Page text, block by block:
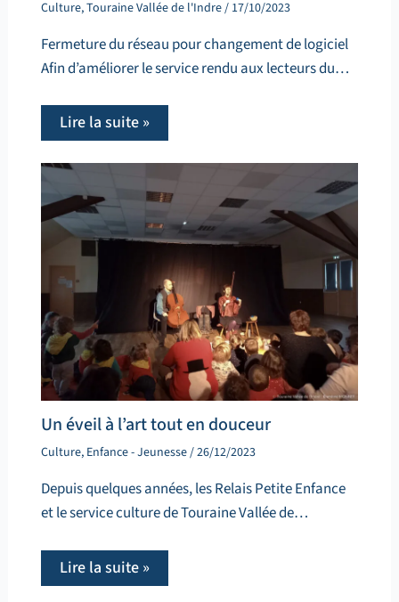
Culture,Touraine Vallée de l'Indre/ 17/10/2023
Fermeture du réseau pour changement de logiciel
Afin d’améliorer le service rendu aux lecteurs du…
Lire la suite »
Un éveil à l’art tout en douceur
Culture, Enfance - Jeunesse/26/12/2023
Depuis quelques années, les Relais Petite Enfance
et le service culture de Touraine Vallée de…
Lire la suite »